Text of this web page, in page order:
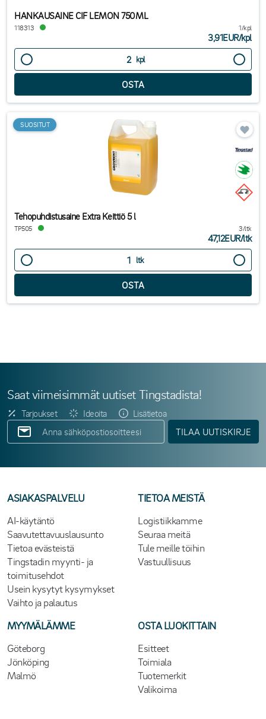
HANKAUSAINE CIF LEMON 750ML
118313 1/kpl
3,91EUR/kpl
kpl
SUOSITUT
Tehopuhdistusaine Extra Keittiö 5 l
TP505 3/ltk
47,12EUR/ltk
ltk
Saat viimeisimmät uutiset Tingstadista!
Tarjoukset Ideoita
Lisätietoa
TILAA UUTISKIRJE
ASIAKASPALVELU
AI-käytäntö
Saavutettavuuslausunto
Tietoa evästeistä
Tingstadin myynti- ja
toimitusehdot
Usein kysytyt kysymykset
Vaihto ja palautus
TIETOA MEISTÄ
Logistiikkamme
Seuraa meitä
Tule meille töihin
Vastuullisuus
MYYMÄLÄMME
Göteborg
Jönköping
Malmö
OSTA LUOKITTAIN
Esitteet
Toimiala
Tuotemerkit
Valikoima